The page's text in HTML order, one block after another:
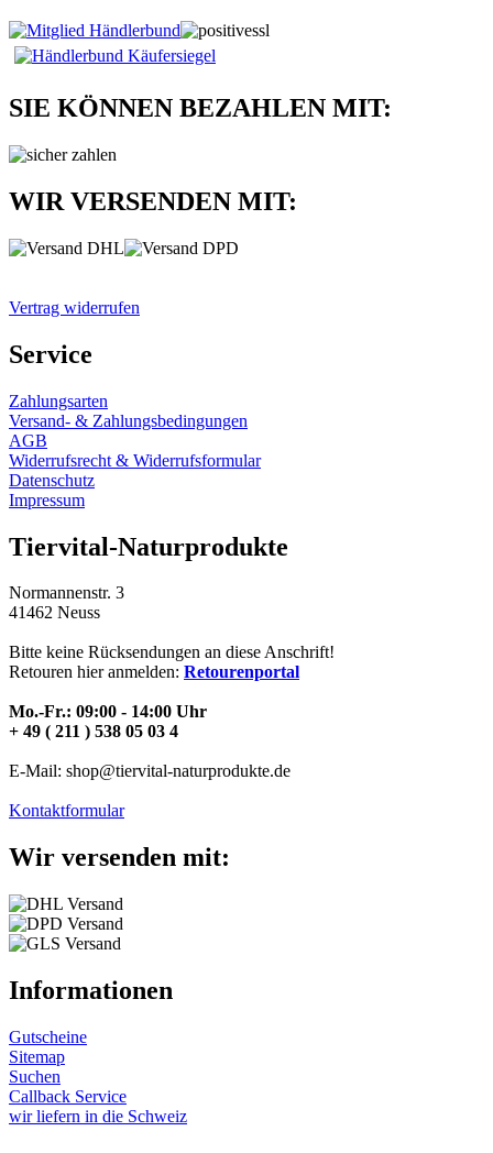
SIE KÖNNEN BEZAHLEN MIT:
WIR VERSENDEN MIT:
Vertrag widerrufen
Service
Zahlungsarten
Versand- & Zahlungsbedingungen
AGB
Widerrufsrecht & Widerrufsformular
Datenschutz
Impressum
Tiervital-Naturprodukte
Normannenstr. 3
41462 Neuss
Bitte keine Rücksendungen an diese Anschrift!
Retouren hier anmelden: Retourenportal
Mo.-Fr.: 09:00 - 14:00 Uhr
+ 49 ( 211 ) 538 05 03 4
E-Mail: shop@tiervital-naturprodukte.de
Kontaktformular
Wir versenden mit:
Informationen
Gutscheine
Sitemap
Suchen
Callback Service
wir liefern in die Schweiz